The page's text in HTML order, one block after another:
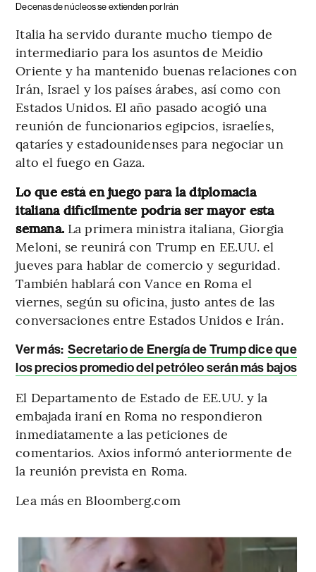
Decenas de núcleos se extienden por Irán
Italia ha servido durante mucho tiempo de
intermediario para los asuntos de Meidio
Oriente y ha mantenido buenas relaciones con
Irán, Israel y los países árabes, así como con
Estados Unidos. El año pasado acogió una
reunión de funcionarios egipcios, israelíes,
qataríes y estadounidenses para negociar un
alto el fuego en Gaza.
Lo que está en juego para la diplomacia
italiana difícilmente podría ser mayor esta
semana. La primera ministra italiana, Giorgia
Meloni, se reunirá con Trump en EE.UU. el
jueves para hablar de comercio y seguridad.
También hablará con Vance en Roma el
viernes, según su oficina, justo antes de las
conversaciones entre Estados Unidos e Irán.
Ver más: Secretario de Energía de Trump dice que
los precios promedio del petróleo serán más bajos
El Departamento de Estado de EE.UU. y la
embajada iraní en Roma no respondieron
inmediatamente a las peticiones de
comentarios. Axios informó anteriormente de
la reunión prevista en Roma.
Lea más en Bloomberg.com